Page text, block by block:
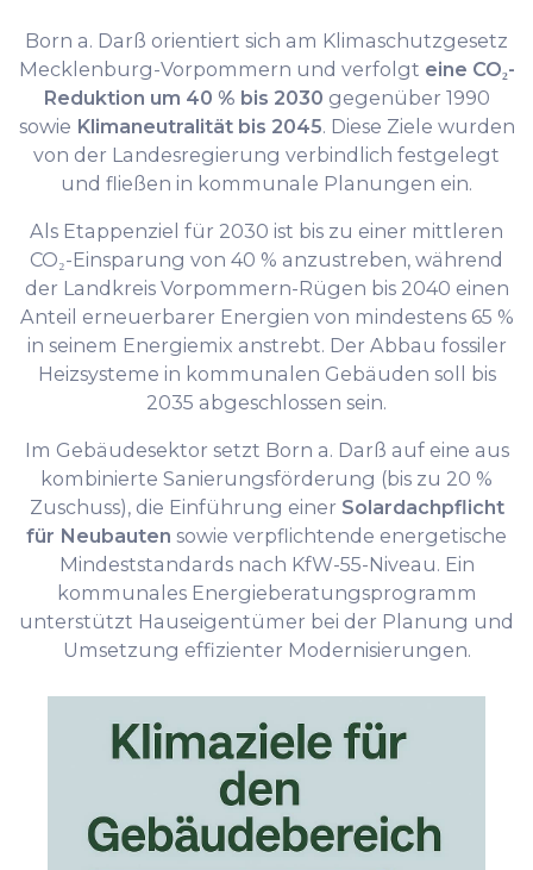
Born a. Darß orientiert sich am Klimaschutzgesetz
Mecklenburg-Vorpommern und verfolgt eine CO₂-
Reduktion um 40 % bis 2030 gegenüber 1990
sowie Klimaneutralität bis 2045. Diese Ziele wurden
von der Landesregierung verbindlich festgelegt
und fließen in kommunale Planungen ein.
Als Etappenziel für 2030 ist bis zu einer mittleren
CO₂-Einsparung von 40 % anzustreben, während
der Landkreis Vorpommern-Rügen bis 2040 einen
Anteil erneuerbarer Energien von mindestens 65 %
in seinem Energiemix anstrebt. Der Abbau fossiler
Heizsysteme in kommunalen Gebäuden soll bis
2035 abgeschlossen sein.
Im Gebäudesektor setzt Born a. Darß auf eine aus
kombinierte Sanierungsförderung (bis zu 20 %
Zuschuss), die Einführung einer Solardachpflicht
für Neubauten sowie verpflichtende energetische
Mindeststandards nach KfW-55-Niveau. Ein
kommunales Energieberatungsprogramm
unterstützt Hauseigentümer bei der Planung und
Umsetzung effizienter Modernisierungen.